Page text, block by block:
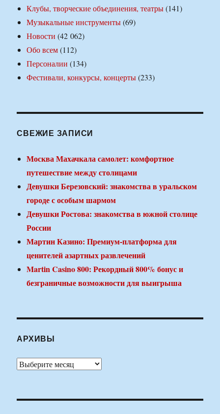
Клубы, творческие объединения, театры(141)
Музыкальные инструменты(69)
Новости (42 062)
Обо всем(112)
Персоналии (134)
Фестивали, конкурсы, концерты(233)
СВЕЖИЕ ЗАПИСИ
Москва Махачкала самолет: комфортное
путешествие между столицами
Девушки Березовский: знакомства в уральском
городе с особым шармом
Девушки Ростова: знакомства в южной столице
России
Мартин Казино: Премиум-платформа для
ценителей азартных развлечений
Martin Casino 800: Рекордный 800% бонус и
безграничные возможности для выигрыша
АРХИВЫ
Архивы